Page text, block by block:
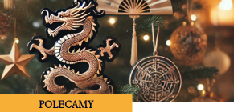
POLECAMY